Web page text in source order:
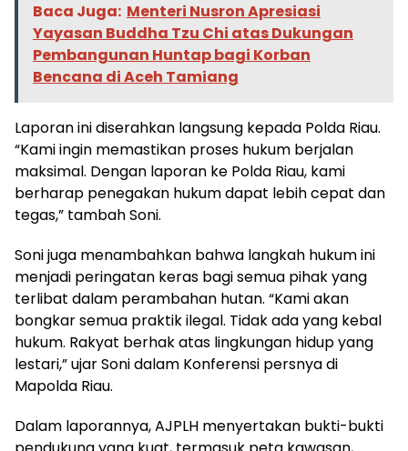
Baca Juga: Menteri Nusron Apresiasi
Yayasan Buddha Tzu Chi atas Dukungan
Pembangunan Huntap bagi Korban
Bencana di Aceh Tamiang
​Laporan ini diserahkan langsung kepada Polda Riau.
“Kami ingin memastikan proses hukum berjalan
maksimal. Dengan laporan ke Polda Riau, kami
berharap penegakan hukum dapat lebih cepat dan
tegas,” tambah Soni.
​Soni juga menambahkan bahwa langkah hukum ini
menjadi peringatan keras bagi semua pihak yang
terlibat dalam perambahan hutan. “Kami akan
bongkar semua praktik ilegal. Tidak ada yang kebal
hukum. Rakyat berhak atas lingkungan hidup yang
lestari,” ujar Soni dalam Konferensi persnya di
Mapolda Riau.
​Dalam laporannya, AJPLH menyertakan bukti-bukti